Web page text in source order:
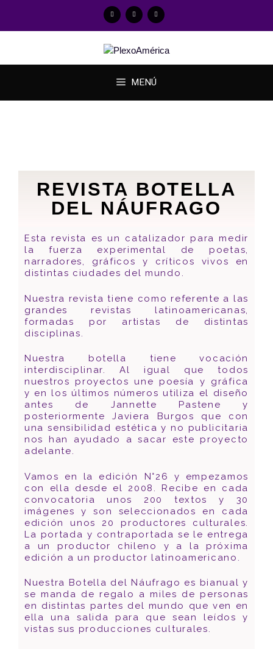
MENÚ
REVISTA BOTELLA
DEL NÁUFRAGO
Esta revista es un catalizador para medir
la fuerza experimental de poetas,
narradores, gráficos y críticos vivos en
distintas ciudades del mundo.
Nuestra revista tiene como referente a las
grandes revistas latinoamericanas,
formadas por artistas de distintas
disciplinas.
Nuestra botella tiene vocación
interdisciplinar. Al igual que todos
nuestros proyectos une poesía y gráfica
y en los últimos números utiliza el diseño
antes de Jannette Pastene y
posteriormente Javiera Burgos que con
una sensibilidad estética y no publicitaria
nos han ayudado a sacar este proyecto
adelante.
Vamos en la edición N°26 y empezamos
con ella desde el 2008. Recibe en cada
convocatoria unos 200 textos y 30
imágenes y son seleccionados en cada
edición unos 20 productores culturales.
La portada y contraportada se le entrega
a un productor chileno y a la próxima
edición a un productor latinoamericano.
Nuestra Botella del Náufrago es bianual y
se manda de regalo a miles de personas
en distintas partes del mundo que ven en
ella una salida para que sean leídos y
vistas sus producciones culturales.